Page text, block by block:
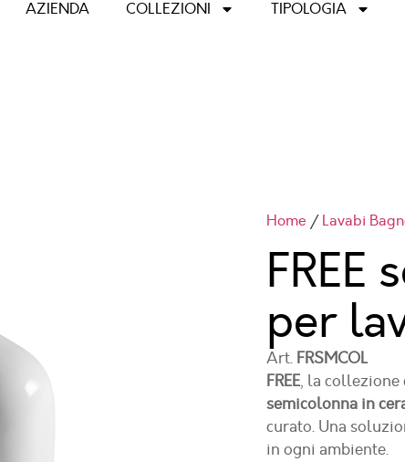
AZIENDA COLLEZIONI TIPOLOGIA
Home /Lavabi
FREE
per
Art. FRSMCOL
FREE, la collezione
semicolonna in
curato. Una
in ogni ambiente.